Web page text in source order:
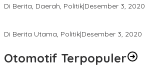
Di Berita, Daerah, Politik|Desember 3, 2020
Di Berita Utama, Politik|Desember 3, 2020
Otomotif Terpopuler